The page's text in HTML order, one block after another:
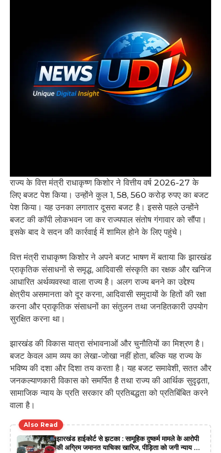
राज्य के वित्त मंत्री राधाकृष्ण किशोर ने वित्तीय वर्ष 2026-27 के
लिए बजट पेश किया। उन्होंने कुल 1, 58, 560 करोड़ रुपए का बजट
पेश किया। यह उनका लगातार दूसरा बजट है। इससे पहले उन्होंने
बजट की कॉपी लोकभवन जा कर राज्यपाल संतोष गंगावार को सौंपा।
इसके बाद वे सदन की कार्रवाई में शामिल होने के लिए पहुंचे।
वित्त मंत्री राधाकृष्ण किशोर ने अपने बजट भाषण में बताया कि झारखंड
प्राकृतिक संसाधनों से समृद्ध, आदिवासी संस्कृति का रक्षक और खनिज
आधारित अर्थव्यवस्था वाला राज्य है। अलग राज्य बनने का उद्देश्य
क्षेत्रीय असमानता को दूर करना, आदिवासी समुदायों के हितों की रक्षा
करना और प्राकृतिक संसाधनों का संतुलन तथा जनहितकारी उपयोग
सुरक्षित करना था।
झारखंड की विकास यात्रा संभावनाओं और चुनौतियों का मिश्रण है।
बजट केवल आम व्यय का लेखा-जोखा नहीं होता, बल्कि यह राज्य के
भविष्य की दशा और दिशा तय करता है। यह बजट समावेशी, सतत और
जनकल्याणकारी विकास को समर्पित है तथा राज्य की आर्थिक सुदृढ़ता,
सामाजिक न्याय के प्रति सरकार की प्रतिबद्धता को प्रतिबिंबित करने
वाला है।
Also Read
झारखंड हाईकोर्ट से झटका : सामूहिक दुष्कर्म मामले के आरोपी
की अग्रिम जमानत याचिका खारिज, पीड़िता को जगी न्याय की